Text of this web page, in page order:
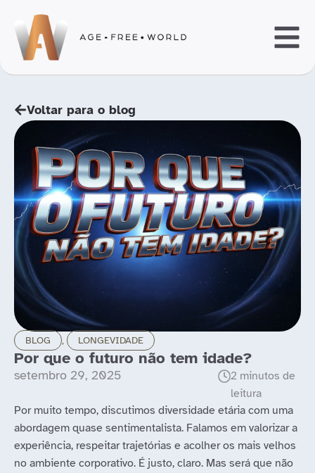
Voltar para o blog
BLOG , LONGEVIDADE
Por que o futuro não tem idade?
setembro 29, 2025
Por muito tempo, discutimos diversidade etária com uma
abordagem quase sentimentalista. Falamos em valorizar a
experiência, respeitar trajetórias e acolher os mais velhos
no ambiente corporativo. É justo, claro. Mas será que não